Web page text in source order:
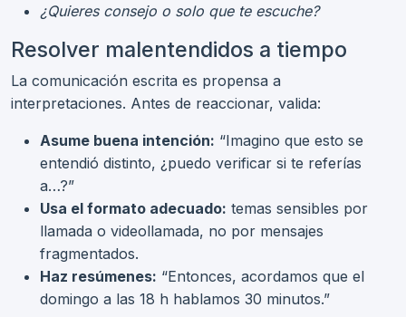
¿Quieres consejo o solo que te escuche?
Resolver malentendidos a tiempo
La comunicación escrita es propensa a
interpretaciones. Antes de reaccionar, valida:
Asume buena intención: “Imagino que esto se
entendió distinto, ¿puedo verificar si te referías
a…?”
Usa el formato adecuado: temas sensibles por
llamada o videollamada, no por mensajes
fragmentados.
Haz resúmenes: “Entonces, acordamos que el
domingo a las 18 h hablamos 30 minutos.”